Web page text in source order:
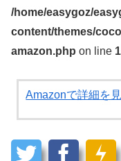
/home/easygoz/
content/themes/
amazon.php on line
Amazonで詳細を